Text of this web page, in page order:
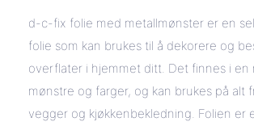
d-c-fix folie med metallmønster er en
folie som kan brukes til å dekorere og
overflater i hjemmet ditt. Det finnes i en
mønstre og farger, og kan brukes på alt
vegger og kjøkkenbekledning. Folien er